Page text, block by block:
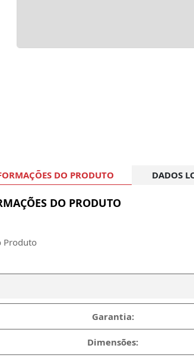
DO PRODUTO DADOS
DO PRODUTO
Produto
Garantia:
Dimensões: